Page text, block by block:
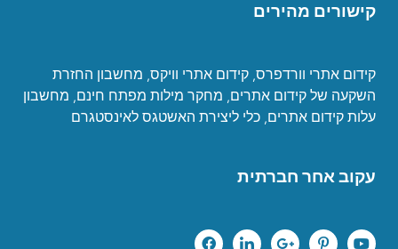
קישורים מהירים
קידום אתרי וורדפרס, קידום אתרי וויקס, מחשבון החזרת
השקעה של קידום אתרים, מחקר מילות מפתח חינם, מחשבון
עלות קידום אתרים, כלי ליצירת האשטגס לאינסטגרם
עקוב אחר חברתית